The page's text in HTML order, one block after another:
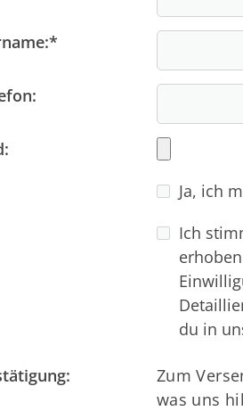
*
Ja, ich
Ich
du in
Zum
was uns